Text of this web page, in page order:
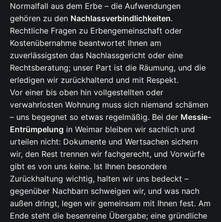
Normalfall aus dem Erbe – die Aufwendungen
gehören zu den Nachlassverbindlichkeiten.
Rechtliche Fragen zu Erbengemeinschaft oder
Kostenübernahme beantwortet Ihnen am
zuverlässigsten das Nachlassgericht oder eine
Rechtsberatung; unser Part ist die Räumung, und die
erledigen wir zurückhaltend und mit Respekt.
Vor einer bis oben hin vollgestellten oder
verwahrlosten Wohnung muss sich niemand schämen
– uns begegnet so etwas regelmäßig. Bei der Messie-
Entrümpelung in Weimar bleiben wir sachlich und
urteilen nicht: Dokumente und Wertsachen sichern
wir, den Rest trennen wir fachgerecht, und Vorwürfe
gibt es von uns keine. Ist Ihnen besondere
Zurückhaltung wichtig, halten wir uns bedeckt –
gegenüber Nachbarn schweigen wir, und was nach
außen dringt, legen wir gemeinsam mit Ihnen fest. Am
Ende steht die besenreine Übergabe; eine gründliche